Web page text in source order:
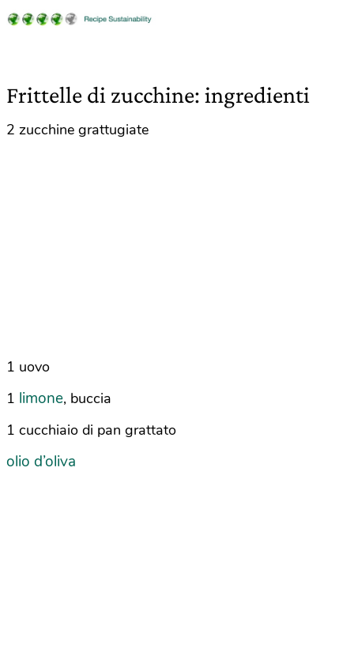
Frittelle di zucchine: ingredienti
2 zucchine grattugiate
1 uovo
1 limone, buccia
1 cucchiaio di pan grattato
olio d’oliva